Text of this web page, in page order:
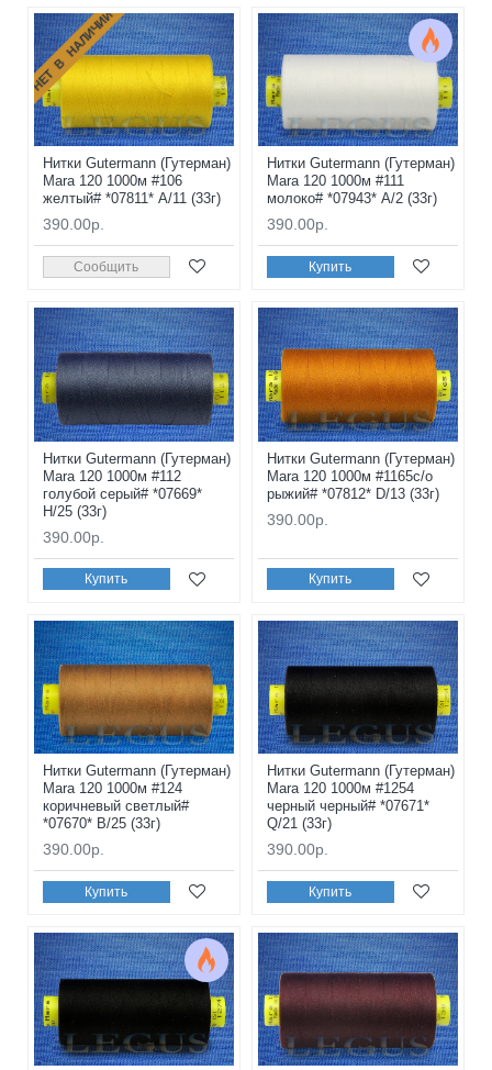
НЕТ В НАЛИЧИИ
Нитки Gutermann (Гутерман)
Mara 120 1000м #106
желтый# *07811* A/11 (33г)
390.00р.
Сообщить
Нитки Gutermann (Гутерман)
Mara 120 1000м #111
молоко# *07943* A/2 (33г)
390.00р.
Купить
Нитки Gutermann (Гутерман)
Mara 120 1000м #112
голубой серый# *07669*
H/25 (33г)
390.00р.
Купить
Нитки Gutermann (Гутерман)
Mara 120 1000м #1165с/о
рыжий# *07812* D/13 (33г)
390.00р.
Купить
Нитки Gutermann (Гутерман)
Mara 120 1000м #124
коричневый светлый#
*07670* B/25 (33г)
390.00р.
Купить
Нитки Gutermann (Гутерман)
Mara 120 1000м #1254
черный черный# *07671*
Q/21 (33г)
390.00р.
Купить